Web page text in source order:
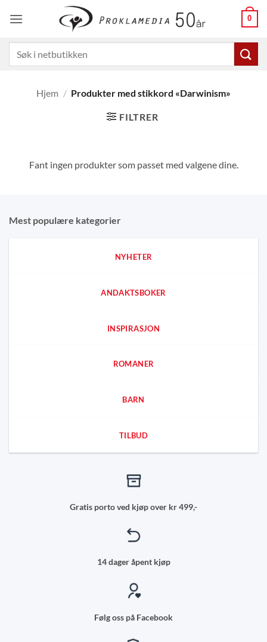
0
etter:
Hjem / Produkter med stikkord «Darwinism»
FILTRER
Fant ingen produkter som passet med valgene dine.
Mest populære kategorier
NYHETER
ANDAKTSBOKER
INSPIRASJON
ROMANER
BARN
TILBUD
Gratis porto ved kjøp over kr 499,-
14 dager åpent kjøp
Følg oss på Facebook